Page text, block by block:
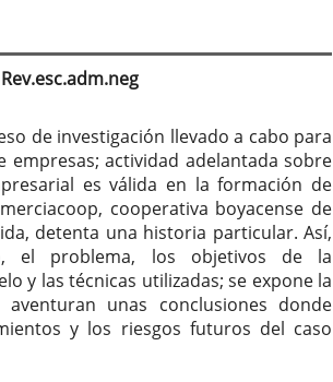
Rev.esc.adm.neg
de investigación llevado a cabo para
actividad adelantada sobre
es válida en la formación de
cooperativa boyacense de
detenta una historia particular. Así,
el problema, los objetivos de la
y las técnicas utilizadas; se expone la
unas conclusiones donde
y los riesgos futuros del caso